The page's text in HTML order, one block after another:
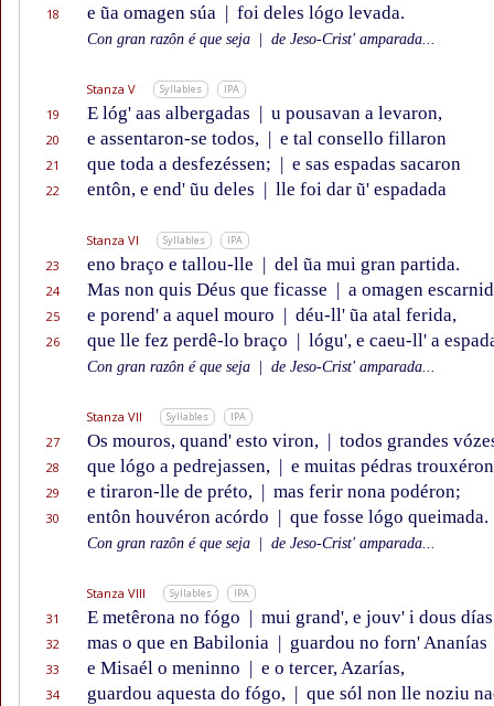
18 e ũa omagen súa | foi deles lógo levada.
Con gran razôn é que seja de Jeso-Crist' amparada...
Stanza V Syllables IPA
19 E lóg' aas albergadas | u pousavan a levaron,
20 e assentaron-se todos, | e tal consello fillaron
21 que toda a desfezéssen; | e sas espadas sacaron
22 entôn, e end' ũu deles | lle foi dar ũ' espadada
Stanza VI Syllables IPA
23 eno braço e tallou-lle | del ũa mui gran partida.
24 Mas non quis Déus que ficasse | a omagen
25 e porend' a aquel mouro | déu-ll' ũa atal ferida,
26 que lle fez perdê-lo braço | lógu', e caeu-ll' a
Con gran razôn é que seja de Jeso-Crist' amparada...
Stanza VII Syllables IPA
27 Os mouros, quand' esto viron, | todos grandes
28 que lógo a pedrejassen, | e muitas pédras trouxéron
29 e tiraron-lle de préto, | mas ferir nona podéron;
30 entôn houvéron acórdo | que fosse lógo queimada.
Con gran razôn é que seja de Jeso-Crist' amparada...
Stanza VIII Syllables IPA
31 E metêrona no fógo | mui grand', e jouv' i dous
32 mas o que en Babilonia | guardou no forn' Ananías
33 e Misaél o meninno | e o tercer, Azarías,
34 guardou aquesta do fógo, | que sól non lle noziu